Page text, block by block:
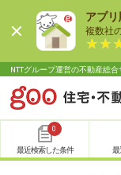
アプ
複数社
NTTグループ運営の不動産総
0
最近検索した条件 最